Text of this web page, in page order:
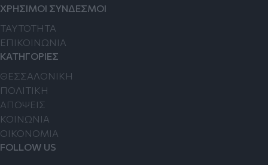
ΧΡΗΣΙΜΟΙ ΣΥΝΔΕΣΜΟΙ
TAYTOTHTA
ΕΠΙΚΟΙΝΩΝΙΑ
ΚΑΤΗΓΟΡΙΕΣ
ΘΕΣΣΑΛΟΝΙΚΗ
ΠΟΛΙΤΙΚΗ
ΑΠΟΨΕΙΣ
ΚΟΙΝΩΝΙΑ
ΟΙΚΟΝΟΜΙΑ
FOLLOW US